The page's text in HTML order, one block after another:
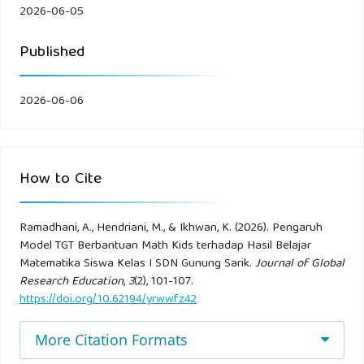
Pembelajaran. Jakarta: Kata Pena.
Permendiknas. (2023). Standar Isi untuk Satuan Pendidikan
Rifqi, M. (2022). Pengaruh Penerapan Strategi Pembelajaran
Cooperative Learning Model Team Game Tournament (TGT)
untuk Meningkatkan Keaktifan Peserta Didik. Jurnal
Pendidikan dan Pembelajaran, 7(1).
doi:https://doi.org/10.32585/edudikara.v7i1.271
Rusman. (2022). Model-Model Pembelajaran:
Mengembangkan Profesionalisme Guru. Jakarta: Rajawali
2026-06-05
Published
2026-06-06
How to Cite
Ramadhani, A., Hendriani, M., & Ikhwan, K. (2026). Pengaruh
Model TGT Berbantuan Math Kids terhadap Hasil Belajar
Matematika Siswa Kelas I SDN Gunung Sarik.Journal of Global
Research Education,3(2), 101-107.
https://doi.org/10.62194/yrwwfz42
More Citation Formats